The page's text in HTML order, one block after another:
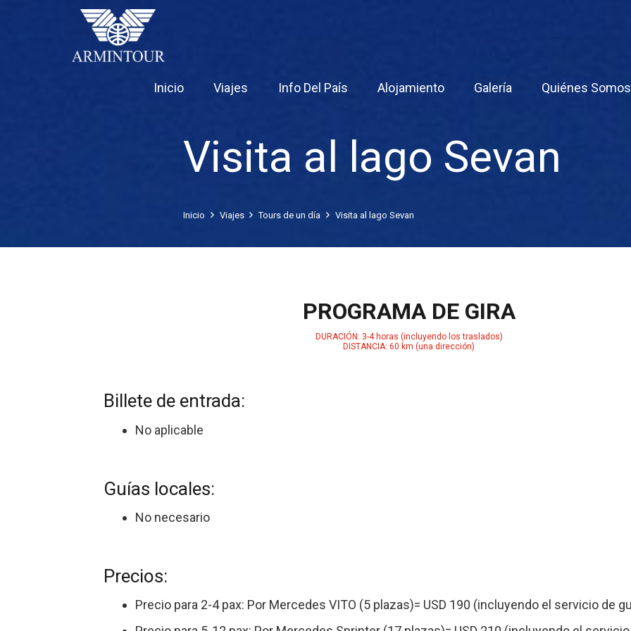
Inicio Viajes Info Del País Alojamiento Galería Quiénes Somos
Visita al lago Sevan
Inicio Viajes Tours de un día Visita al lago Sevan
PROGRAMA DE GIRA
DURACIÓN: 3-4 horas (incluyendo los traslados)
DISTANCIA: 60 km (una dirección)
Billete de entrada:
No aplicable
Guías locales:
No necesario
Precios:
Precio para 2-4 pax: Por Mercedes VITO (5 plazas)= USD 190 (incluyendo el servicio de